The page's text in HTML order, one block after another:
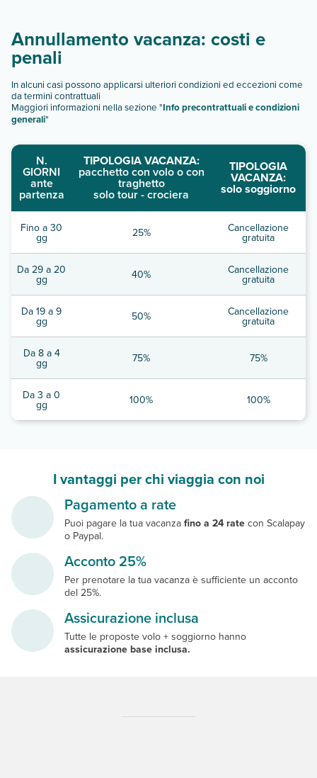
Annullamento vacanza: costi e
penali
In alcuni casi possono applicarsi ulteriori condizioni ed eccezioni come
da termini contrattuali
Maggiori informazioni nella sezione "Info precontrattuali e condizioni
generali"
N.
GIORNI
ante
partenza
TIPOLOGIA VACANZA:
pacchetto con volo o con
traghetto
solo tour - crociera
TIPOLOGIA
VACANZA:
solo soggiorno
Fino a 30
gg 25% Cancellazione
gratuita
Da 29 a 20
gg 40% Cancellazione
gratuita
Da 19 a 9
gg 50% Cancellazione
gratuita
Da 8 a 4
gg 75% 75%
Da 3 a 0
gg 100% 100%
I vantaggi per chi viaggia con noi
Pagamento a rate
Puoi pagare la tua vacanza fino a 24 rate con Scalapay
o Paypal.
Acconto 25%
Per prenotare la tua vacanza è sufficiente un acconto
del 25%.
Assicurazione inclusa
Tutte le proposte volo + soggiorno hanno
assicurazione base inclusa.